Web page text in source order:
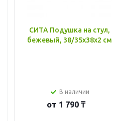
СИТА Подушка на стул,
бежевый, 38/35x38x2 см
В наличии
от 1 790 ₸